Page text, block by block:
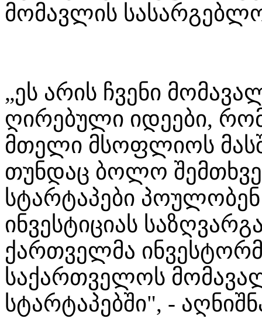
მომავლის
„ეს არის ჩვენი
ღირებული იდეები,
მთელი მსოფლიოს
თუნდაც ბოლო
სტარტაპები
ინვესტიციას
ქართველმა
საქართველოს
სტარტაპებში", -